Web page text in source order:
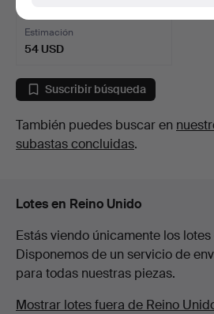
Estimación
54 USD
Suscribir búsqueda
También puedes buscar en
subastas concluidas.
Lotes en Reino Unido
Estás viendo únicamente los
Disponemos de un servicio de
para todas nuestras piezas.
Mostrar lotes fuera de Reino